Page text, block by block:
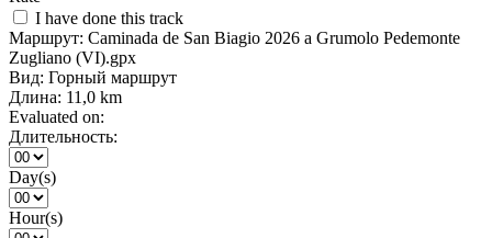
I have done this track
Маршрут: Caminada de San Biagio 2026 a Grumolo Pedemonte
Zugliano (VI).gpx
Вид: Горный маршрут
Длина: 11,0 km
Evaluated on:
Длительность:
Day(s)
Hour(s)